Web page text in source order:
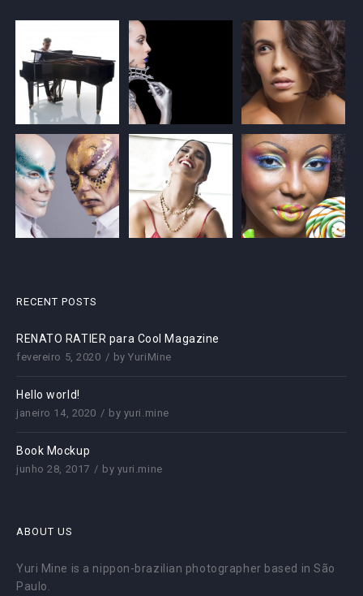
RECENT POSTS
RENATO RATIER para Cool Magazine
fevereiro 5, 2020 byYuriMine
Hello world!
janeiro 14, 2020 by yuri.mine
Book Mockup
junho 28, 2017 by yuri.mine
ABOUT US
Yuri Mine is a nippon-brazilian photographer based in São
Paulo.